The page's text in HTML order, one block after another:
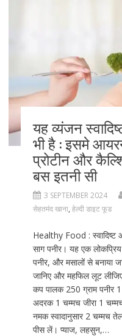
यह व्यंजन
भी है : इसमे
प्रोटीन और
बस इतनी सी
3 SEPTEMBER 2024
सेहतमंद खाना, हेल्दी डाइट फूड
Healthy Food :
साग पनीर। यह एक
पनीर, और मसालों से बनाया
जानिए और महफिल लूट
कप पालक 250 ग्राम पनीर
अदरक 1 चम्मच जीरा 1
नमक स्वादानुसार 2 चम्मच
पीस लें। प्याज, लहसुन,…